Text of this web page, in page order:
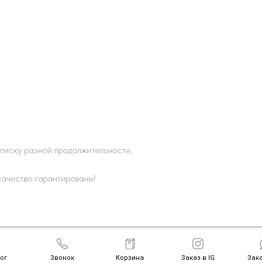
разной продолжительности.
гарантированы!
Copyright © САД Flowers, 2020—2026
Звонок Корзина Заказ в IG